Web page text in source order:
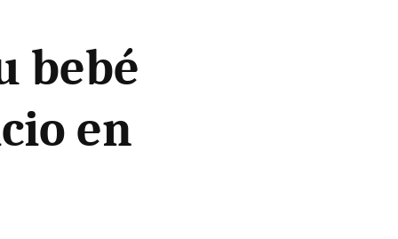
bebé
en